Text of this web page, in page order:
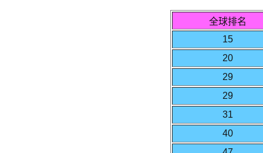
全球排名
15
20
29
29
31
40